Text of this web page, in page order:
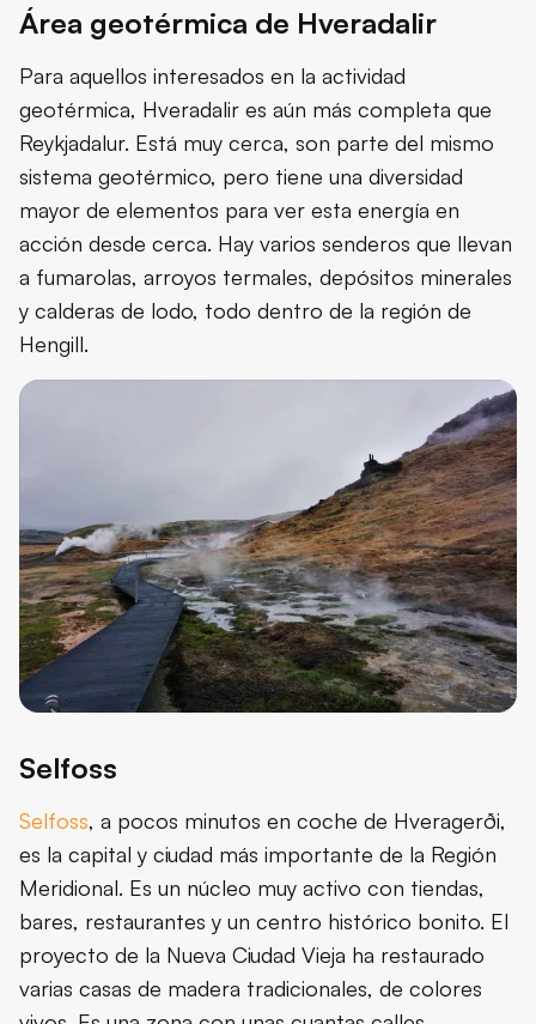
Área geotérmica de Hveradalir
Para aquellos interesados en la actividad
geotérmica, Hveradalir es aún más completa que
Reykjadalur. Está muy cerca, son parte del mismo
sistema geotérmico, pero tiene una diversidad
mayor de elementos para ver esta energía en
acción desde cerca. Hay varios senderos que llevan
a fumarolas, arroyos termales, depósitos minerales
y calderas de lodo, todo dentro de la región de
Hengill.
Selfoss
Selfoss, a pocos minutos en coche de Hveragerði,
es la capital y ciudad más importante de la Región
Meridional. Es un núcleo muy activo con tiendas,
bares, restaurantes y un centro histórico bonito. El
proyecto de la Nueva Ciudad Vieja ha restaurado
varias casas de madera tradicionales, de colores